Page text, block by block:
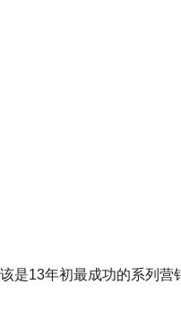
是13年初最成功的系列营